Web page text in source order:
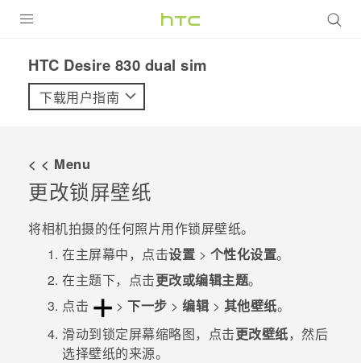
VIVE
支持帮助
在线客服
HTC Desire 830 dual sim‎
下载用户指南
< < Menu
更改锁屏壁纸
将相机拍摄的任何照片用作锁屏壁纸。
在主屏幕中，点击设置 > 个性化设置。
在主题下，点击更改或编辑主题。
点击
> 下一步 > 编辑 > 其他壁纸。
滑动到锁定屏幕缩略图，点击更改壁纸，然后
选择壁纸的来源。